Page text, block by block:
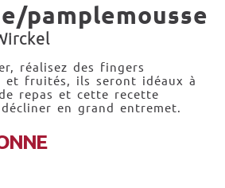
pamplemousse
réalisez des fingers
et fruités, ils seront idéaux à
repas et cette recette
en grand entremet.